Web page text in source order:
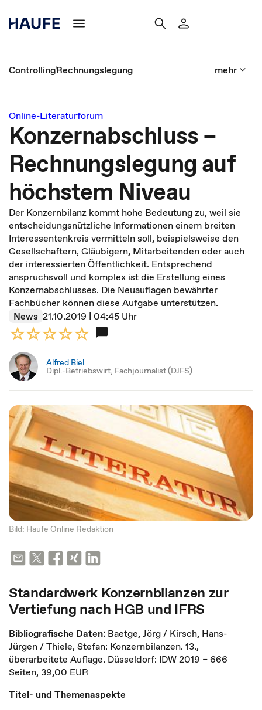
ControllingRechnungslegung mehr
Online-Literaturforum
Konzernabschluss –
Rechnungslegung auf
höchstem Niveau
Der Konzernbilanz kommt hohe Bedeutung zu, weil sie
entscheidungsnützliche Informationen einem breiten
Interessentenkreis vermitteln soll, beispielsweise den
Gesellschaftern, Gläubigern, Mitarbeitenden oder auch
der interessierten Öffentlichkeit. Entsprechend
anspruchsvoll und komplex ist die Erstellung eines
Konzernabschlusses. Die Neuauflagen bewährter
Fachbücher können diese Aufgabe unterstützen.
News 21.10.2019 | 04:45 Uhr
Alfred Biel
Dipl.-Betriebswirt, Fachjournalist (DJFS)
Bild: Haufe Online Redaktion
Standardwerk Konzernbilanzen zur
Vertiefung nach HGB und IFRS
Bibliografische Daten: Baetge, Jörg / Kirsch, Hans-
Jürgen / Thiele, Stefan: Konzernbilanzen. 13.,
überarbeitete Auflage. Düsseldorf: IDW 2019 – 666
Seiten, 39,00 EUR
Titel- und Themenaspekte